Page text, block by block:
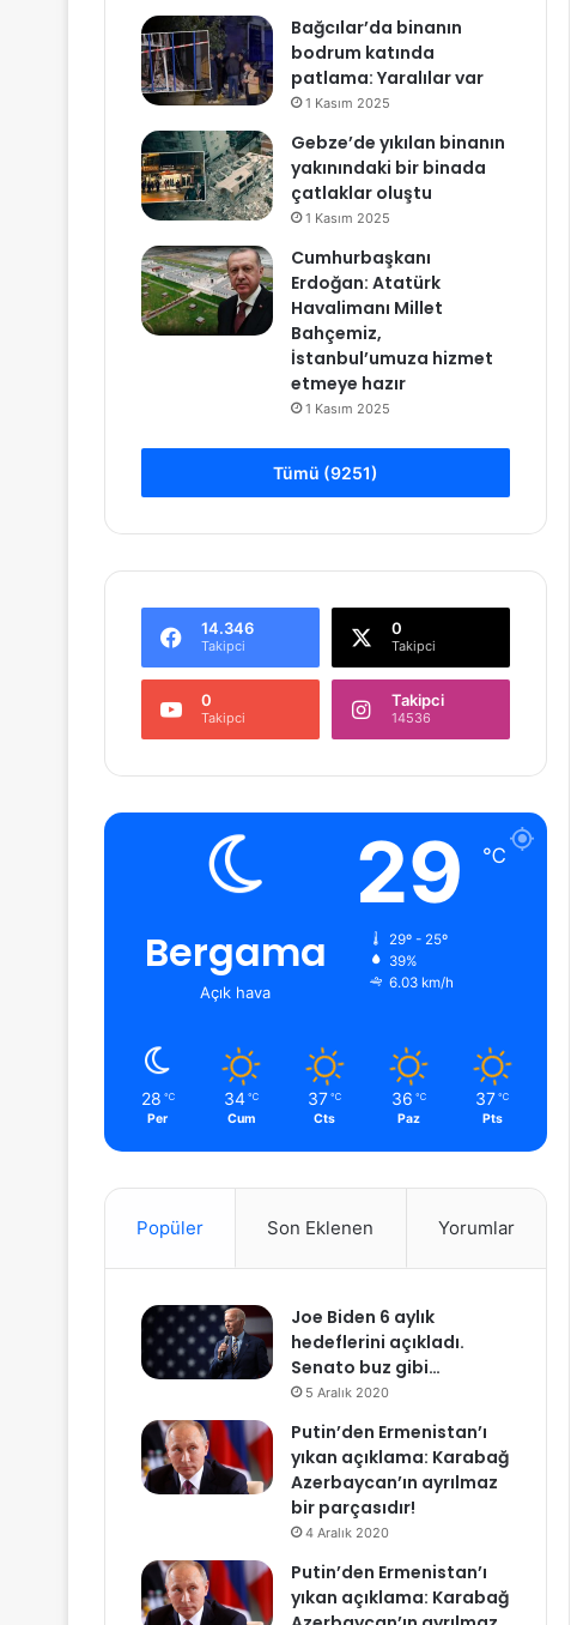
Bağcılar’da binanın
bodrum katında
patlama: Yaralılar var
1 Kasım 2025
Gebze’de yıkılan binanın
yakınındaki bir binada
çatlaklar oluştu
1 Kasım 2025
Cumhurbaşkanı
Erdoğan: Atatürk
Havalimanı Millet
Bahçemiz,
İstanbul’umuza hizmet
etmeye hazır
1 Kasım 2025
Tümü (9251)
14.346
Takipci
0
Takipci
0
Takipci
Takipci
14536
Bergama
Açık hava
29 ℃
29º - 25º
39%
6.03 km/h
28 ℃
Per
34 ℃
Cum
37 ℃
Cts
36 ℃
Paz
37 ℃
Pts
Popüler Son Eklenen Yorumlar
Joe Biden 6 aylık
hedeflerini açıkladı.
Senato buz gibi…
5 Aralık 2020
Putin’den Ermenistan’ı
yıkan açıklama: Karabağ
Azerbaycan’ın ayrılmaz
bir parçasıdır!
4 Aralık 2020
Putin’den Ermenistan’ı
yıkan açıklama: Karabağ